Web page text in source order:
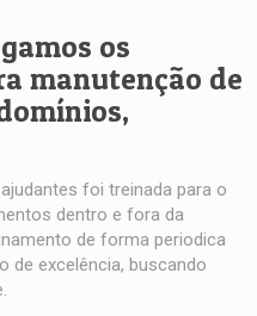
os
manutenção de
foi treinada para o
dentro e fora da
de forma periodica
de excelência, buscando